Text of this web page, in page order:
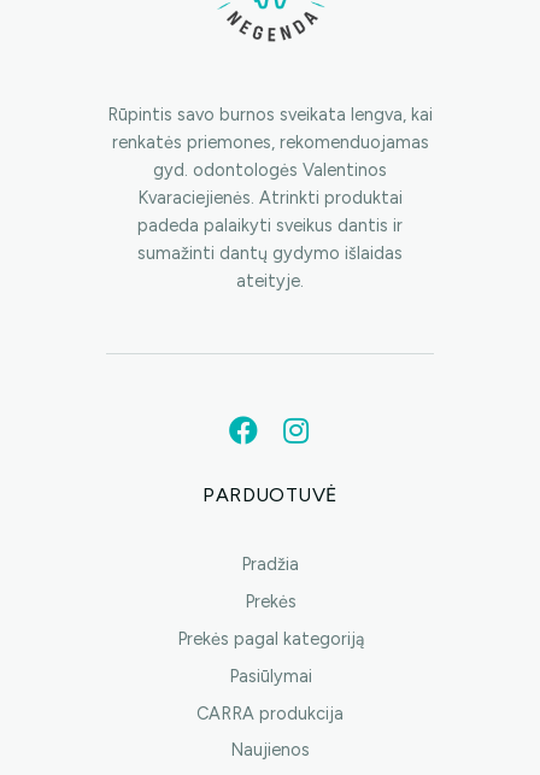
Rūpintis savo burnos sveikata lengva, kai
renkatės priemones, rekomenduojamas
gyd. odontologės Valentinos
Kvaraciejienės. Atrinkti produktai
padeda palaikyti sveikus dantis ir
sumažinti dantų gydymo išlaidas
ateityje.
PARDUOTUVĖ
Pradžia
Prekės
Prekės pagal kategoriją
Pasiūlymai
CARRA produkcija
Naujienos